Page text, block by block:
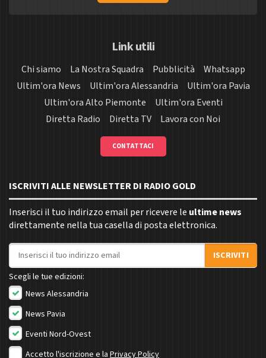
Link utili
Chi siamo La Nostra Squadra Pubblicità
Whatsapp
Ultim'ora News
Ultim'ora Alessandria
Ultim'ora Pavia
Ultim'ora Alto Piemonte
Ultim'ora Eventi
Diretta Radio
Diretta TV Lavora con Noi
CONTATTACI
ISCRIVITI ALLE NEWSLETTER DI RADIO GOLD
Inserisci il tuo indirizzo email per ricevere le ultime news
direttamente nella tua casella di posta elettronica.
Indirizzo email
ISCRIVITI
Scegli le tue edizioni:
News Alessandria
News Pavia
Eventi Nord-Ovest
Accetto l'iscrizione e la Privacy Policy